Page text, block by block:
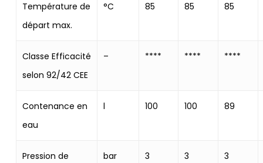
Température de
départ max.
°C 85 85 85
Classe Efficacité
selon 92/42 CEE
– **** **** ****
Contenance en
eau
l 100 100 89
Pression de
bar 3 3 3